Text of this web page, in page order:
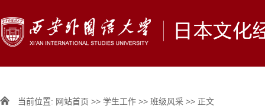
当前位置: 网站首页 >> 学生工作 >> 班级风采 >> 正文